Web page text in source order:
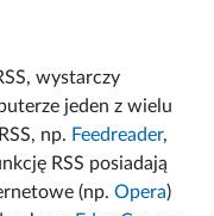
wystarczy
jeden z wielu
np. Feedreader,
RSS posiadają
(np.Opera)